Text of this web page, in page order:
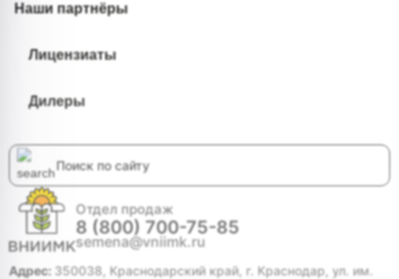
Наши партнёры
Лицензиаты
Дилеры
Отдел продаж
8 (800) 700-75-85
semena@vniimk.ru
Адрес: 350038, Краснодарский край, г. Краснодар, ул. им.